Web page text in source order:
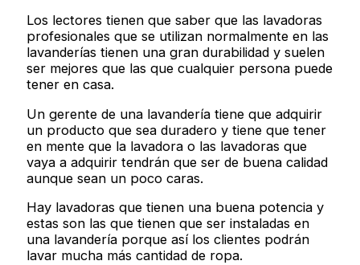
Los lectores tienen que saber que las lavadoras
profesionales que se utilizan normalmente en las
lavanderías tienen una gran durabilidad y suelen
ser mejores que las que cualquier persona puede
tener en casa.
Un gerente de una lavandería tiene que adquirir
un producto que sea duradero y tiene que tener
en mente que la lavadora o las lavadoras que
vaya a adquirir tendrán que ser de buena calidad
aunque sean un poco caras.
Hay lavadoras que tienen una buena potencia y
estas son las que tienen que ser instaladas en
una lavandería porque así los clientes podrán
lavar mucha más cantidad de ropa.